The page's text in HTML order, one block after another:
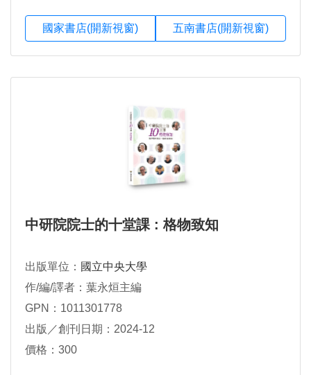
國家書店(開新視窗) 五南書店(開新視窗)
中研院院士的十堂課 : 格物致知
出版單位： 國立中央大學
作/編/譯者：葉永烜主編
GPN：1011301778
出版／創刊日期：2024-12
價格：300